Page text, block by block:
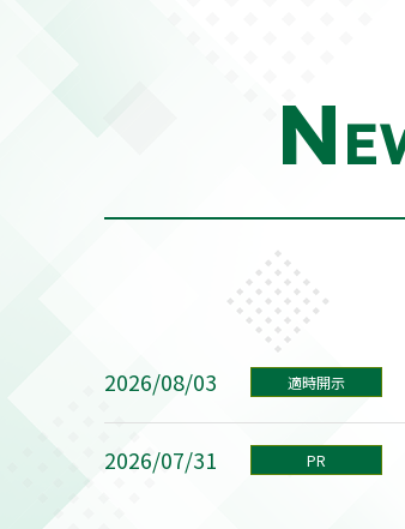
N
2026/08/03 適時開示
2026/07/31 PR